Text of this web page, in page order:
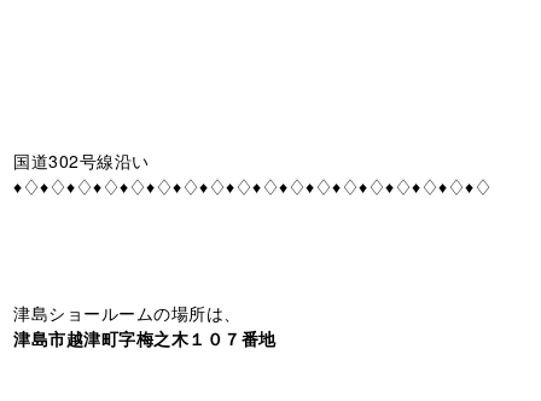
国道302号線沿い
♦♢♦♢♦♢♦♢♦♢♦♢♦♢♦♢♦♢♦♢♦♢♦♢♦♢♦♢♦♢♦♢♦♢♦♢
津島ショールームの場所は、
津島市越津町字梅之木１０７番地